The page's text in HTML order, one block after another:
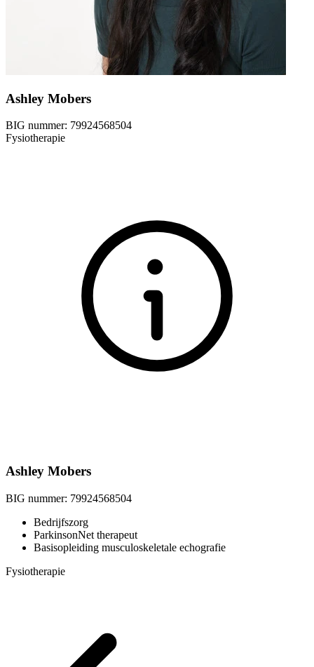
Ashley Mobers
BIG nummer: 79924568504
Fysiotherapie
Ashley Mobers
BIG nummer: 79924568504
Bedrijfszorg
ParkinsonNet therapeut
Basisopleiding musculoskeletale echografie
Fysiotherapie